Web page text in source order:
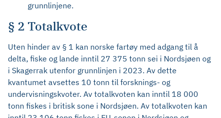
grunnlinjene.
§ 2 Totalkvote
Uten hinder av § 1 kan norske fartøy med adgang til å
delta, fiske og lande inntil 27 375 tonn sei i Nordsjøen og
i Skagerrak utenfor grunnlinjen i 2023. Av dette
kvantumet avsettes 10 tonn til forsknings- og
undervisningskvoter. Av totalkvoten kan inntil 18 000
tonn fiskes i britisk sone i Nordsjøen. Av totalkvoten kan